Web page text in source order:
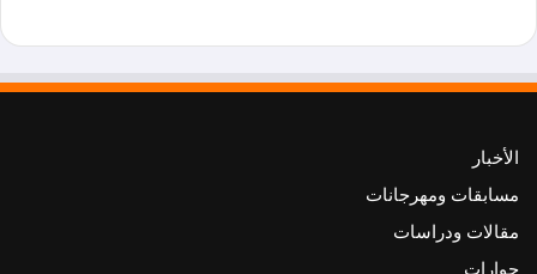
الأخبار
مسابقات ومهرجانات
مقالات ودراسات
حوارات